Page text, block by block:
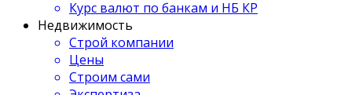
Курс валют по банкам и НБ КР
Недвижимость
Строй компании
Цены
Строим сами